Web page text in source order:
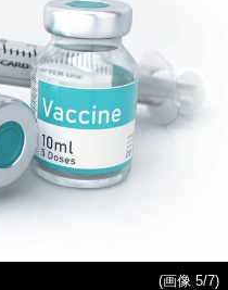
(画像 5/7)